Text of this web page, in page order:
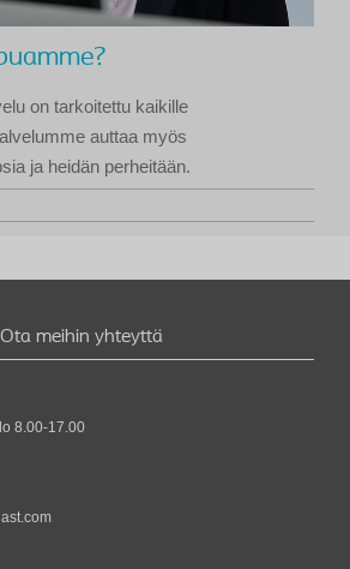
on tarkoitettu kaikille
auttaa myös
ja heidän perheitään.
Ota meihin yhteyttä
8.00-17.00